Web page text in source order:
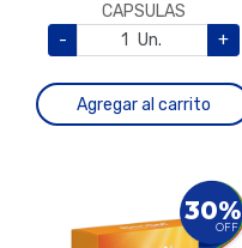
CAPSULAS
-
Un. +
Agregar al carrito
30%
OFF